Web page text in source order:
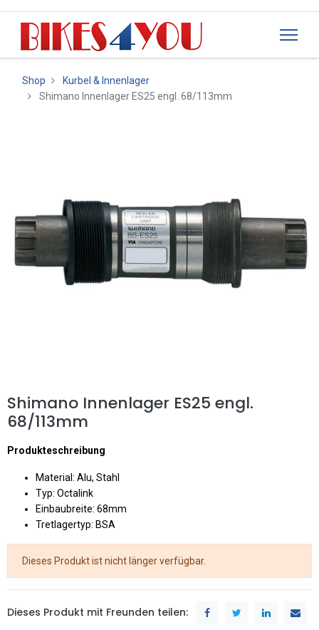
Shop
Kurbel & Innenlager
Shimano Innenlager ES25 engl. 68/113mm
Shimano Innenlager ES25 engl.
68/113mm
Produkteschreibung
Material: Alu, Stahl
Typ: Octalink
Einbaubreite: 68mm
Tretlagertyp: BSA
Dieses Produkt ist nicht länger verfügbar.
Dieses Produkt mit Freunden teilen: